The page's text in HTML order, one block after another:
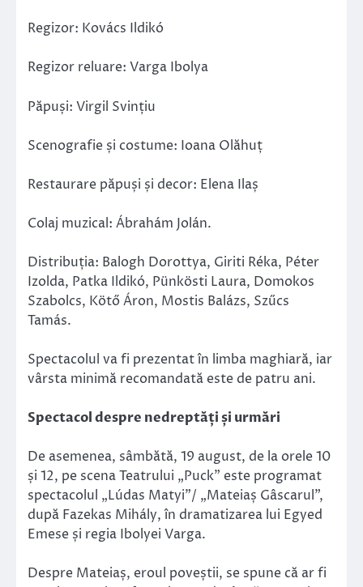
Regizor: Kovács Ildikó
Regizor reluare: Varga Ibolya
Păpuși: Virgil Svințiu
Scenografie și costume: Ioana Olăhuț
Restaurare păpuși și decor: Elena Ilaș
Colaj muzical: Ábrahám Jolán.
Distribuția: Balogh Dorottya, Giriti Réka, Péter
Izolda, Patka Ildikó, Pünkösti Laura, Domokos
Szabolcs, Kötő Áron, Mostis Balázs, Szűcs
Tamás.
Spectacolul va fi prezentat în limba maghiară, iar
vârsta minimă recomandată este de patru ani.
Spectacol despre nedreptăți și urmări
De asemenea, sâmbătă, 19 august, de la orele 10
și 12, pe scena Teatrului „Puck” este programat
spectacolul „Lúdas Matyi”/ „Mateiaș Gâscarul”,
după Fazekas Mihály, în dramatizarea lui Egyed
Emese și regia Ibolyei Varga.
Despre Mateiaș, eroul poveștii, se spune că ar fi